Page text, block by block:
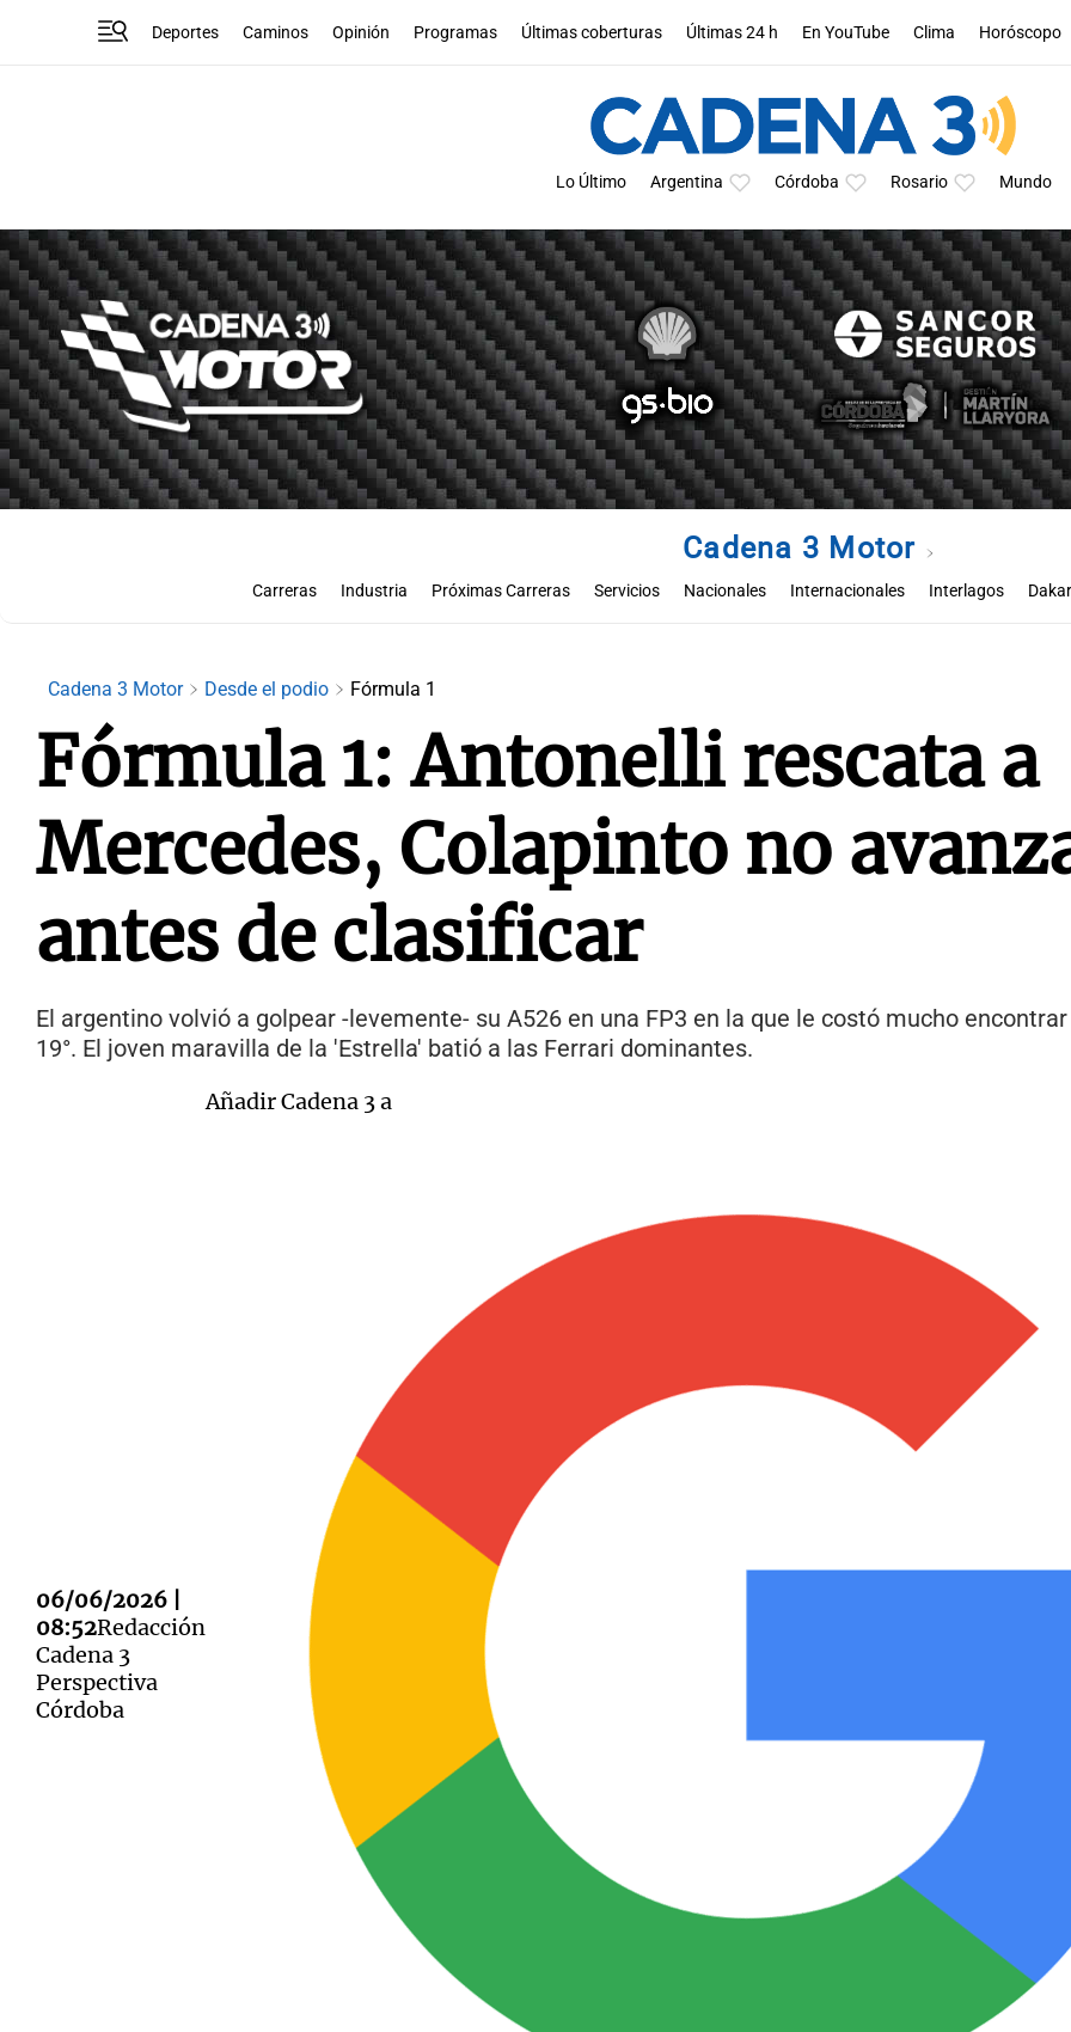
Deportes Caminos Opinión Programas Últimas coberturas Últimas 24 h En YouTube Clima Horóscopo
Lo Último Argentina Córdoba Rosario Mundo
Cadena 3 Motor
Carreras Industria Próximas Carreras Servicios Nacionales Internacionales Interlagos
Cadena 3 Motor Desde el podio Fórmula 1
Fórmula 1: Antonelli rescata a
Mercedes, Colapinto no
antes de clasificar
El argentino volvió a golpear -levemente- su A526 en una FP3 en la que le costó mucho
19°. El joven maravilla de la 'Estrella' batió a las Ferrari dominantes.
06/06/2026 |
08:52Redacción
Cadena 3
Perspectiva
Córdoba
Añadir Cadena 3 a
La Sole en Cadena 3
Notas
Cadena 3 en